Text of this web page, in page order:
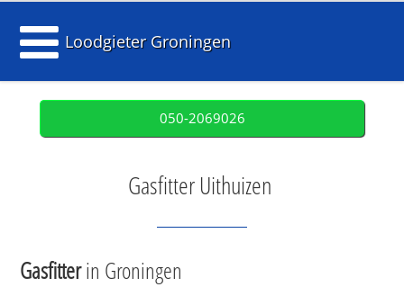
Loodgieter Groningen
050-2069026
Gasfitter Uithuizen
Gasfitterin Groningen